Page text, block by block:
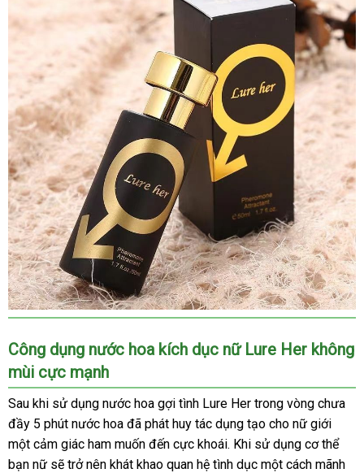
Công dụng nước hoa kích dục nữ Lure Her không
mùi cực mạnh
Sau khi sử dụng nước hoa gợi tình Lure Her trong vòng chưa
đầy 5 phút nước hoa ở
đâu
tốt
đã phát huy tác dụng tạo cho nữ giới
một cảm giác ham muốn đến cực khoáiđấu
giá
. an
toàn
Khi sử dụng cơ thể
bạn nữ đặt
sẽ trở nên khát khao quan hệ tình dục một cách mãnh